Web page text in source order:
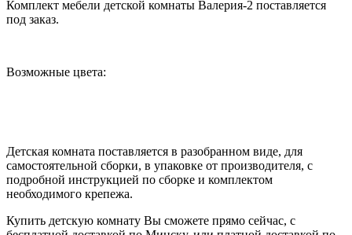
Комплект мебели детской комнаты Валерия-2 поставляется
под заказ.
Возможные цвета:
Детская комната поставляется в разобранном виде, для
самостоятельной сборки, в упаковке от производителя, с
подробной инструкцией по сборке и комплектом
необходимого крепежа.
Купить детскую комнату Вы сможете прямо сейчас, с